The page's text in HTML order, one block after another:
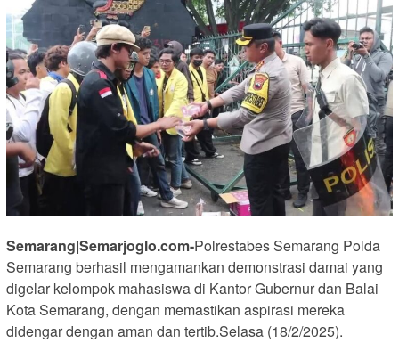
Semarang|Semarjoglo.com-Polrestabes Semarang Polda
Semarang berhasil mengamankan demonstrasi damai yang
digelar kelompok mahasiswa di Kantor Gubernur dan Balai
Kota Semarang, dengan memastikan aspirasi mereka
didengar dengan aman dan tertib.Selasa (18/2/2025).